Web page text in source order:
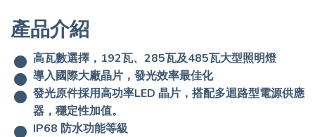
產品介紹
高瓦數選擇，192瓦、285瓦及485瓦大型照明燈
導入國際大廠晶片，發光效率最佳化
發光原件採用高功率LED 晶片，搭配多迴路型電源供應
器，穩定性加值。
IP68 防水功能等級